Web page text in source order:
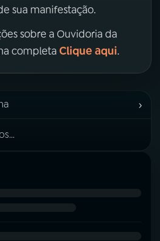
sua manifestação.
sobre a Ouvidoria da
completa Clique aqui.
›